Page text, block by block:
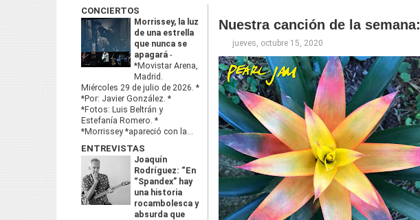
CONCIERTOS
Morrissey, la luz
de una estrella
que nunca se
apagará -
*Movistar Arena,
Madrid.
Miércoles 29 de julio de 2026. *
*Por: Javier González. *
*Fotos: Luis Beltrán y
Estefanía Romero. *
*Morrissey *apareció con la...
ENTREVISTAS
Joaquín
Rodríguez: “En
“Spandex” hay
una historia
rocambolesca y
absurda que
Nuestra canción de la
jueves, octubre 15, 2020